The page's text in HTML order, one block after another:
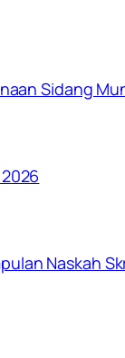
Sidang
2026
Naskah